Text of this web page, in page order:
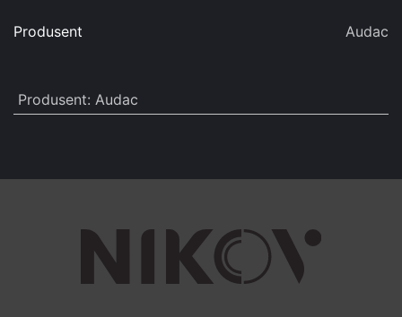
Produsent Audac
Produsent: Audac